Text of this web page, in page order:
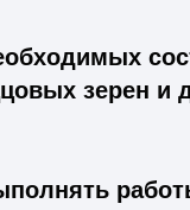
зерен и